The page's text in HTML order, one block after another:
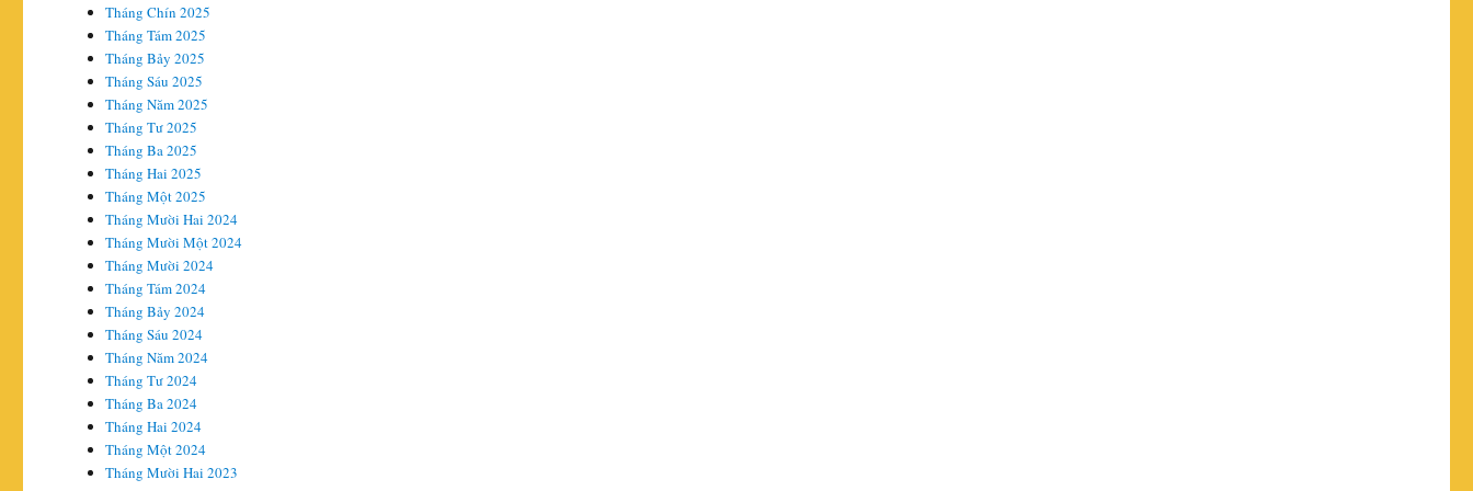
Tháng Chín 2025
Tháng Tám 2025
Tháng Bảy 2025
Tháng Sáu 2025
Tháng Năm 2025
Tháng Tư 2025
Tháng Ba 2025
Tháng Hai 2025
Tháng Một 2025
Tháng Mười Hai 2024
Tháng Mười Một 2024
Tháng Mười 2024
Tháng Tám 2024
Tháng Bảy 2024
Tháng Sáu 2024
Tháng Năm 2024
Tháng Tư 2024
Tháng Ba 2024
Tháng Hai 2024
Tháng Một 2024
Tháng Mười Hai 2023